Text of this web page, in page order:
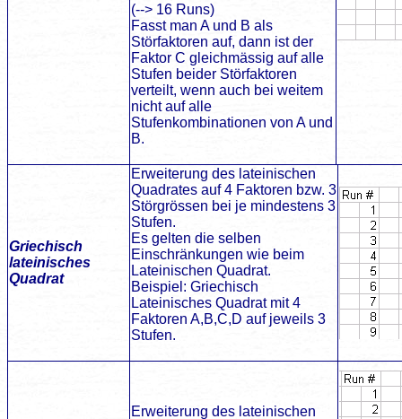
(--> 16 Runs)
Fasst man A und B als
Störfaktoren auf, dann ist der
Faktor C gleichmässig auf alle
Stufen beider Störfaktoren
verteilt, wenn auch bei weitem
nicht auf alle
Stufenkombinationen von A und
B.
Griechisch
lateinisches
Quadrat
Erweiterung des lateinischen
Quadrates auf 4 Faktoren bzw. 3
Störgrössen bei je mindestens 3
Stufen.
Es gelten die selben
Einschränkungen wie beim
Lateinischen Quadrat.
Beispiel: Griechisch
Lateinisches Quadrat mit 4
Faktoren A,B,C,D auf jeweils 3
Stufen.
Erweiterung des lateinischen